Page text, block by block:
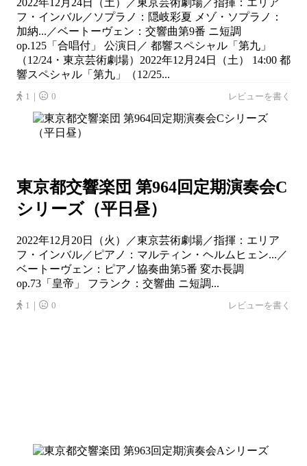
2022年12月24日（土）／東京芸術劇場／指揮：エリア
フ・インバル／ソプラノ：隠岐彩夏 メゾ・ソプラノ：
加納...／ベートーヴェン：交響曲第9番 ニ短調
op.125「合唱付」 公演日／ 都響スペシャル「第九」
（12/24・東京芸術劇場）2022年12月24日（土） 14:00 都
響スペシャル「第九」（12/25...
1｜ 0 レビューを書く
東京都交響楽団 第964回定期演奏会C
シリーズ（平日昼）
2022年12月20日（火）／東京芸術劇場／指揮：エリア
フ・インバル／ピアノ：マルティン・ヘルムヒェン...／
ベートーヴェン：ピアノ協奏曲第5番 変ホ長調
op.73「皇帝」 フランク：交響曲 ニ短調...
1｜ 0 レビューを書く